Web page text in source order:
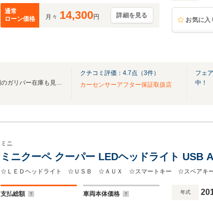
通常
ローン価格
月々 14,300円 詳細を見る
お気に入
無料電話は24時間ご案内！！全国のガリバー在庫も見たい方は一括照会が可能です！
クチコミ評価： 4.7点（3件）
カーセンサーアフター保証取扱店
フェ
中！
ミニ
ミニクーペ クーパー LEDヘッドライト USB
支払総額 車両本体価格 年式